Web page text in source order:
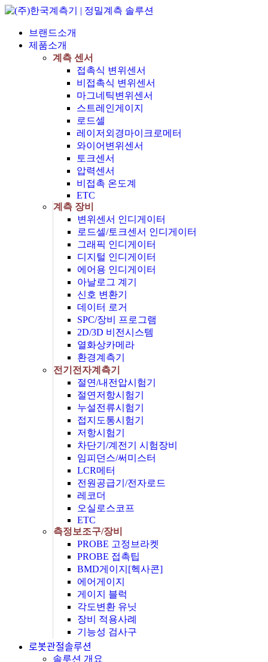
브랜드소개
제품소개
계측 센서
접촉식 변위센서
비접촉식 변위센서
마그네틱변위센서
스트레인게이지
로드셀
레이저외경마이크로메터
와이어변위센서
토크센서
압력센서
비접촉 온도계
ETC
계측 장비
변위센서 인디게이터
로드셀/토크센서 인디게이터
그래픽 인디게이터
디지털 인디게이터
에어용 인디게이터
아날로그 계기
신호 변환기
데이터 로거
SPC/장비 프로그램
2D/3D 비전시스템
열화상카메라
환경계측기
전기전자계측기
절연/내전압시험기
절연저항시험기
누설전류시험기
접지도통시험기
저항시험기
차단기/계전기 시험장비
임피던스/써미스터
LCR메터
전원공급기/전자로드
레코더
오실로스코프
ETC
측정보조구/장비
PROBE 고정브라켓
PROBE 접촉팁
BMD게이지[헥사콘]
에어게이지
게이지 블럭
각도변환 유닛
장비 적용사례
기능성 검사구
로봇관절솔루션
솔루션 개요